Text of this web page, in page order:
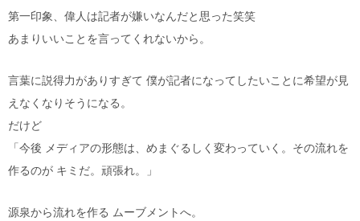
第一印象、偉人は記者が嫌いなんだと思った笑笑
あまりいいことを言ってくれないから。
言葉に説得力がありすぎて 僕が記者になってしたいことに希望が見
えなくなりそうになる。
だけど
「今後 メディアの形態は、めまぐるしく変わっていく。その流れを
作るのが キミだ。頑張れ。」
源泉から流れを作る ムーブメントへ。